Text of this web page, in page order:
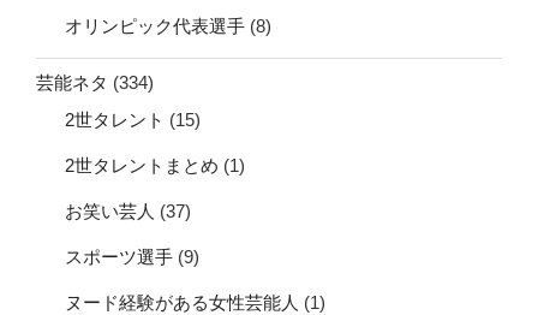
オリンピック代表選手 (8)
芸能ネタ (334)
2世タレント (15)
2世タレントまとめ (1)
お笑い芸人 (37)
スポーツ選手 (9)
ヌード経験がある女性芸能人 (1)